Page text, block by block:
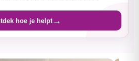
hoe je helpt→